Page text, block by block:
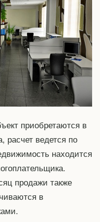
приобретаются в
расчет ведется по
находится
продажи также
в